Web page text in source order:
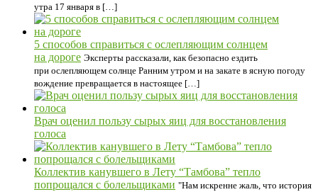
утра 17 января в […]
5 способов справиться с ослепляющим солнцем
на дороге Эксперты рассказали, как безопасно ездить
при ослепляющем солнце Ранним утром и на закате в ясную погоду
вождение превращается в настоящее […]
Врач оценил пользу сырых яиц для восстановления
голоса
Коллектив канувшего в Лету “Тамбова” тепло
попрощался с болельщиками "Нам искренне жаль, что история